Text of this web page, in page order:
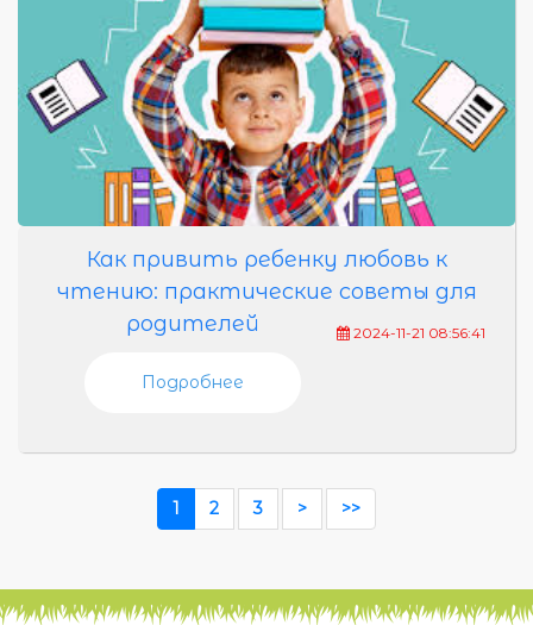
Как привить ребенку любовь к
чтению: практические советы для
родителей
2024-11-21 08:56:41
Подробнее
1 2 3 > >>